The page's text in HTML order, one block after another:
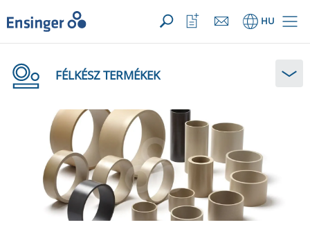
Az Ön megkeresése ({{productCount}} számú termékre)
MEGNYIT
Főoldal HU
Kedvencek
megnyitása
FÉLKÉSZ TERMÉKEK